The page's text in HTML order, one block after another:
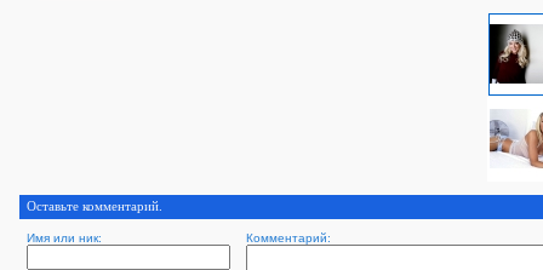
Оставьте комментарий.
Имя или ник: Комментарий: